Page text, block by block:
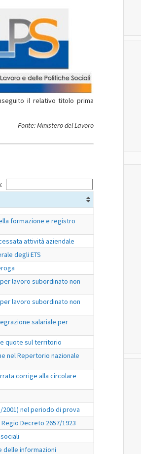
il relativo titolo prima
Fonte: Ministero del Lavoro
formazione e registro
attività aziendale
degli ETS
lavoro subordinato non
lavoro subordinato non
salariale per
quote sul territorio
nel Repertorio nazionale
corrige alla circolare
2001) nel periodo di prova
Decreto 2657/1923
delle informazioni